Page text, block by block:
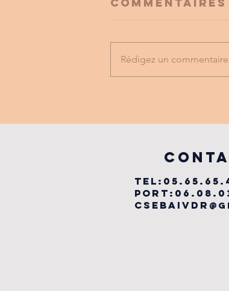
MUSICAL
Commentaires
Rédigez un
csebaivdr